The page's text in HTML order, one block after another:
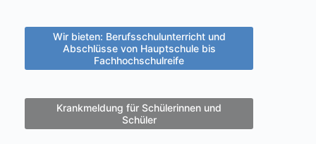
Wir bieten: Berufsschulunterricht und
Abschlüsse von Hauptschule bis
Fachhochschulreife
Krankmeldung für Schülerinnen und
Schüler